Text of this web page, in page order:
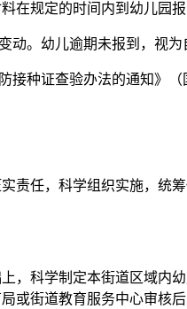
在规定的时间内到幼儿园报
。幼儿逾期未报到，视为
证查验办法的通知》（
任，科学组织实施，统
科学制定本街道区域内
街道教育服务中心审核